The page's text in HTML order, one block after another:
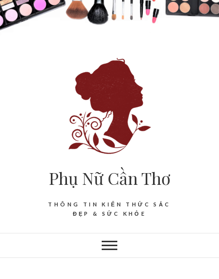
Phụ Nữ Cần Thơ
THÔNG TIN KIẾN THỨC SẮC
ĐẸP & SỨC KHỎE